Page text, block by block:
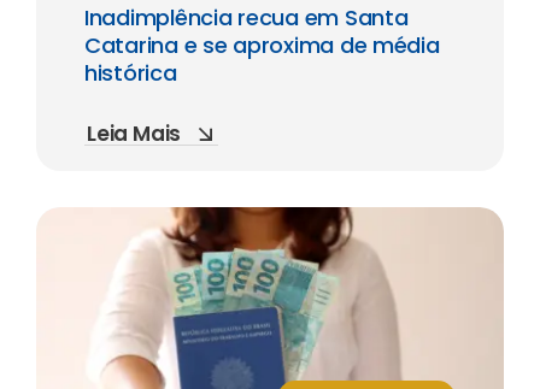
Inadimplência recua em Santa
Catarina e se aproxima de média
histórica
Leia Mais